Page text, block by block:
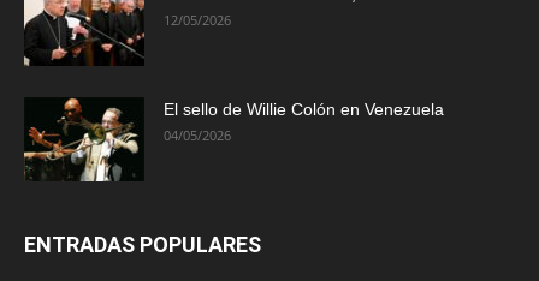
12/05/2026
El sello de Willie Colón en Venezuela
04/05/2026
ENTRADAS POPULARES